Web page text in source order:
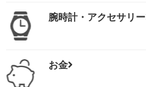
腕時計・アクセサリー
お金